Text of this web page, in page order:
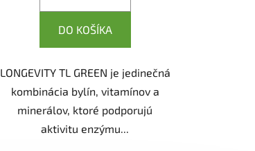
DO KOŠÍKA
LONGEVITY TL GREEN je jedinečná
kombinácia bylín, vitamínov a
minerálov, ktoré podporujú
aktivitu enzýmu...